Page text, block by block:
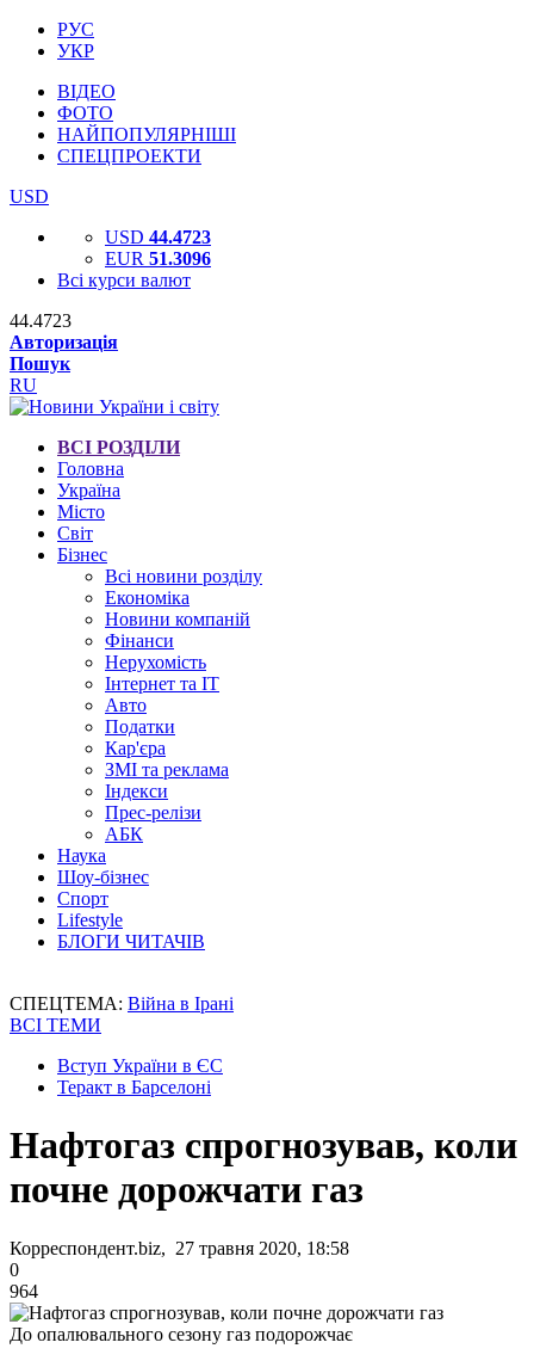
РУС
УКР
ВІДЕО
ФОТО
НАЙПОПУЛЯРНІШІ
СПЕЦПРОЕКТИ
USD
USD 44.4723
EUR 51.3096
Всі курси валют
44.4723
Авторизація
Пошук
RU
ВСІ РОЗДІЛИ
Головна
Україна
Місто
Світ
Бізнес
Всі новини розділу
Економіка
Новини компаній
Фінанси
Нерухомість
Інтернет та IT
Авто
Податки
Кар'єра
ЗМІ та реклама
Індекси
Прес-релізи
АБК
Наука
Шоу-бізнес
Спорт
Lifestyle
БЛОГИ ЧИТАЧІВ
СПЕЦТЕМА: Війна в Ірані
ВСІ ТЕМИ
Вступ України в ЄС
Теракт в Барселоні
Нафтогаз спрогнозував, коли
почне дорожчати газ
Корреспондент.biz, 27 травня 2020, 18:58
0
964
До опалювального сезону газ подорожчає